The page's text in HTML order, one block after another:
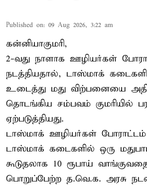
Published on: 09 Aug 2026, 3:22 am
கன்னியாகுமரி,
2-வது நாளாக ஊழியர்கள்
நடத்தியதால், டாஸ்மாக்
உடைத்து மது விற்பனையை
தொடங்கிய சம்பவம் குமரியில்
ஏற்படுத்தியது.
டாஸ்மாக் ஊழியர்கள் போராட்டம்
டாஸ்மாக் கடைகளில் ஒரு
கூடுதலாக 10 ரூபாய் வாங்குவதை
பொறுப்பேற்ற த.வெ.க. அரசு